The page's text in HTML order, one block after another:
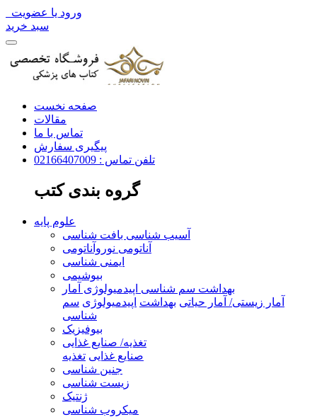
ورود یا عضویت
سبد خرید
صفحه نخست
مقالات
تماس با ما
پیگیری سفارش
تلفن تماس : 02166407009
گروه بندی کتب
علوم پایه
آسیب شناسی بافت شناسی
آناتومی نوروآناتومی
ایمنی شناسی
بیوشیمی
بهداشت سم شناسی اپیدمیولوژی آمار
آمار زیستی/ آمار حیاتی بهداشت اپیدمیولوژی سم
شناسی
بیوفیزیک
تغذیه/ صنایع غذایی
صنایع غذایی تغذیه
جنین شناسی
زیست شناسی
ژنتیک
میکروب شناسی